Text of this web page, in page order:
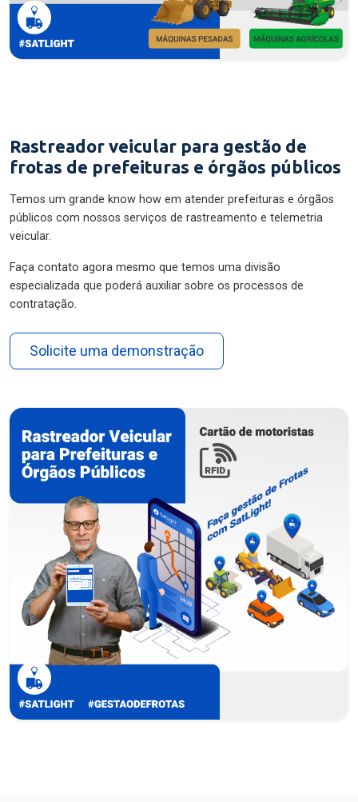
Rastreador veicular para gestão de
frotas de prefeituras e órgãos públicos
Temos um grande know how em atender prefeituras e órgãos
públicos com nossos serviços de rastreamento e telemetria
veicular.
Faça contato agora mesmo que temos uma divisão
especializada que poderá auxiliar sobre os processos de
contratação.
Solicite uma demonstração